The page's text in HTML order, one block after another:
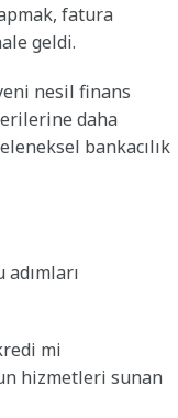
fatura
geldi.
nesil finans
daha
bankacılık
mi
hizmetleri sunan